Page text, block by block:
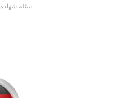
اسئلة شهادة
2026: الأجور والشروط